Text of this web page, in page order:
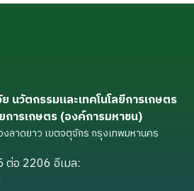
นวัตกรรมและเทคโนโลยีการเกษตร
ารเกษตร (องค์การมหาชน)
ลาดยาว เขตจตุจักร กรุงเทพมหานคร
ต่อ 2206 อีเมล: